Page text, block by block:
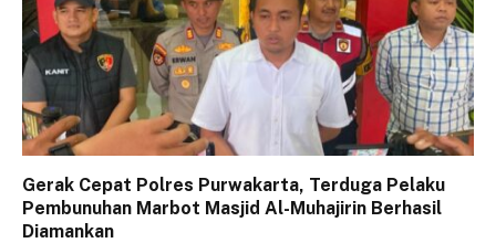
Gerak Cepat Polres Purwakarta, Terduga Pelaku
Pembunuhan Marbot Masjid Al-Muhajirin Berhasil
Diamankan